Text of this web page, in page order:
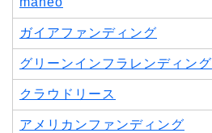
ガイアファンディング
グリーンインフラレンディング
クラウドリース
アメリカンファンディング